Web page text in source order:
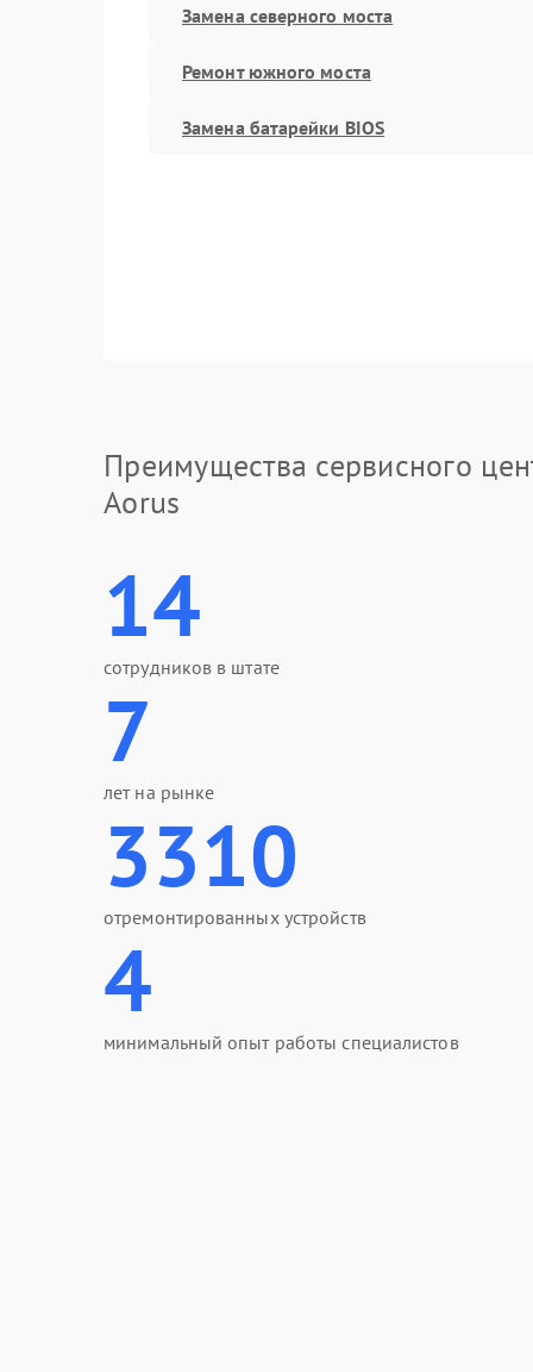
Замена северного моста
Ремонт южного моста
Замена батарейки BIOS
Преимущества сервисного
Aorus
14
сотрудников в штате
7
лет на рынке
3310
отремонтированных устройств
4
минимальный опыт работы специалистов